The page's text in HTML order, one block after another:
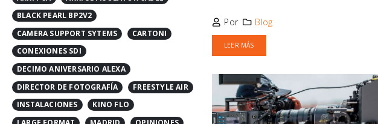
Por Blog
LEER MÁS
DIRECTOR DE FOTOGRAFÍA
FREESTYLE AIR
INSTALACIONES
KINO FLO
LARGE FORMAT
MADRID
OPINIONES
PELÍCULAS ESPAÑOLAS
ROE VISUAL
SERIES ESPAÑOLAS
SKYPANEL
SPEGC
STEADICAM
SUP 6.0.22
SUP7.0 SUPER 35